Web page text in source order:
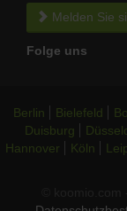
Melden Sie
Folge uns
Berlin Bielefeld
Duisburg
Hannover
Köln